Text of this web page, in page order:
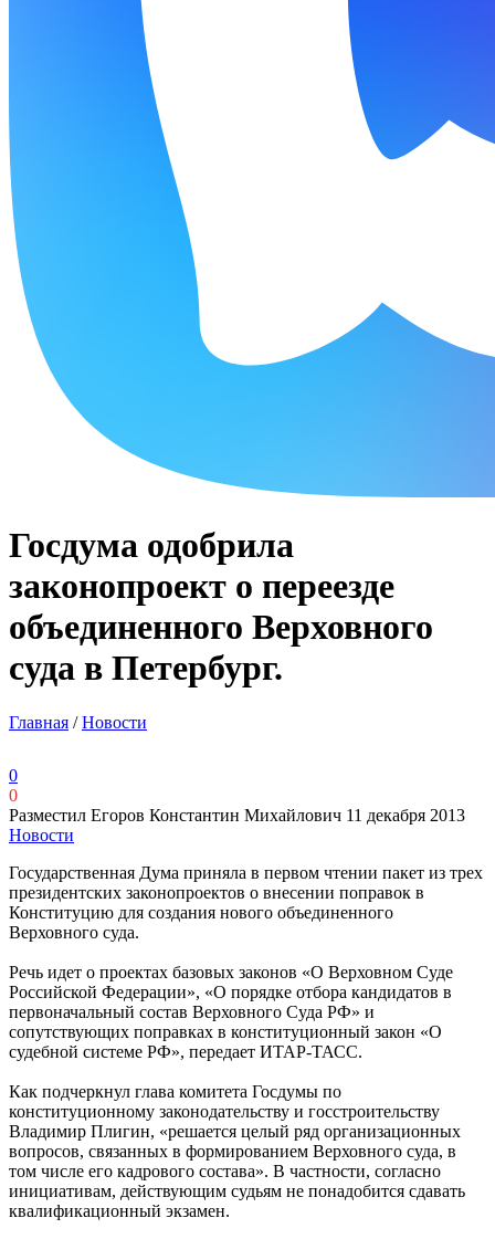
Госдума одобрила
законопроект о переезде
объединенного Верховного
суда в Петербург.
Главная /Новости
0
0
Разместил Егоров Константин Михайлович 11 декабря 2013
Новости
Государственная Дума приняла в первом чтении пакет из трех
президентских законопроектов о внесении поправок в
Конституцию для создания нового объединенного
Верховного суда.
Речь идет о проектах базовых законов «О Верховном Суде
Российской Федерации», «О порядке отбора кандидатов в
первоначальный состав Верховного Суда РФ» и
сопутствующих поправках в конституционный закон «О
судебной системе РФ», передает ИТАР-ТАСС.
Как подчеркнул глава комитета Госдумы по
конституционному законодательству и госстроительству
Владимир Плигин, «решается целый ряд организационных
вопросов, связанных в формированием Верховного суда, в
том числе его кадрового состава». В частности, согласно
инициативам, действующим судьям не понадобится сдавать
квалификационный экзамен.